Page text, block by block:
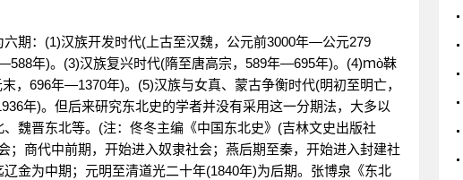
：(1)汉族开发时代(上古至汉魏，公元前3000年—公元279
年)。(3)汉族复兴时代(隋至唐高宗，589年—695年)。(4)ｍò靺
，696年—1370年)。(5)汉族与女真、蒙古争衡时代(明初至明亡，
年)。但后来研究东北史的学者并没有采用这一分期法，大多以
魏晋东北等。(注：佟冬主编《中国东北史》(吉林文史出版社
；商代中前期，开始进入奴隶社会；燕后期至秦，开始进入封建社
金为中期；元明至清道光二十年(1840年)为后期。张博泉《东北